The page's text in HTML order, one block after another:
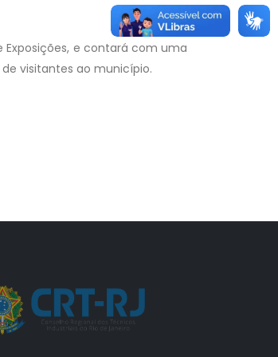
Exposições, e contará com uma
visitantes ao município.